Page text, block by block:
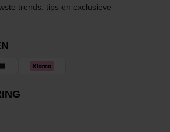
trends, tips en exclusieve